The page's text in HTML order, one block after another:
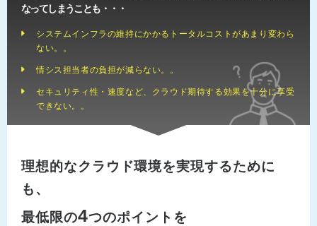
なってしまうことも・・・
システムインフラの維持にかかるトータルコストがあまり変わら
ない。。
情シス担当者の負担が減らない。。
セキュリティ性・速度など、クラウド期待する効果を十分に享受
できない。。
理想的なクラウド環境を実現するために
も、
最低限の4つのポイントを